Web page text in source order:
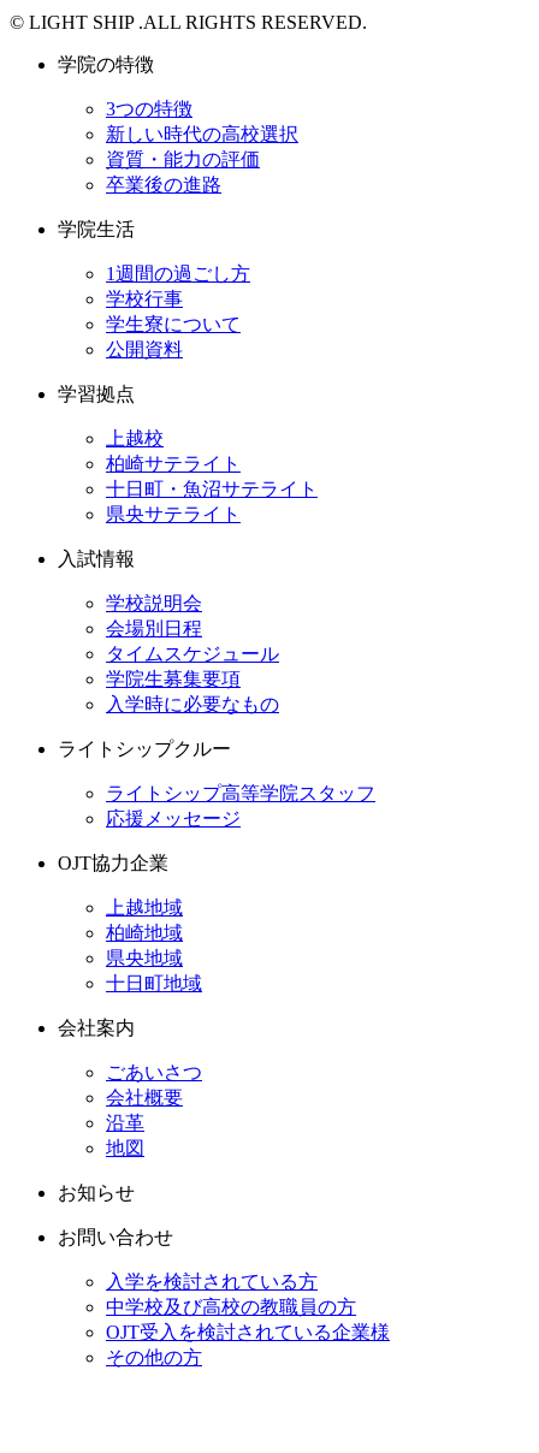
© LIGHT SHIP .ALL RIGHTS RESERVED.
学院の特徴
3つの特徴
新しい時代の高校選択
資質・能力の評価
卒業後の進路
学院生活
1週間の過ごし方
学校行事
学生寮について
公開資料
学習拠点
上越校
柏崎サテライト
十日町・魚沼サテライト
県央サテライト
入試情報
学校説明会
会場別日程
タイムスケジュール
学院生募集要項
入学時に必要なもの
ライトシップクルー
ライトシップ高等学院スタッフ
応援メッセージ
OJT協力企業
上越地域
柏崎地域
県央地域
十日町地域
会社案内
ごあいさつ
会社概要
沿革
地図
お知らせ
お問い合わせ
入学を検討されている方
中学校及び高校の教職員の方
OJT受入を検討されている企業様
その他の方